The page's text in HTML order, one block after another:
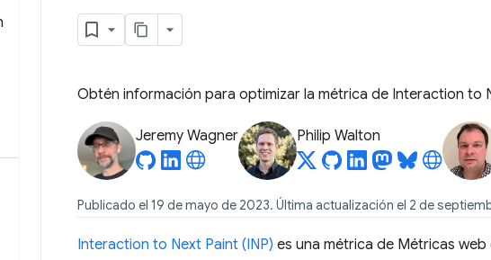
Obtén información para optimizar la métrica de Interaction to
Jeremy Wagner Philip Walton
Publicado el 19 de mayo de 2023. Última actualización el 2 de
Interaction to Next Paint (INP) es una métrica de Métricas web